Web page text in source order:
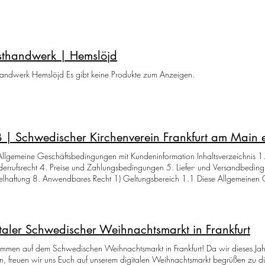
| Hemslöjd
Hemslöjd Es gibt keine Produkte zum Anzeigen.
| Schwedischer Kirchenverein Frankfurt am Main
Geschäftsbedingungen mit Kundeninformation Inhaltsverzeichnis
4. Preise und Zahlungsbedingungen 5. Liefer- und
8. Anwendbares Recht 1) Geltungsbereich 1.1 Diese Allgemeinen
widersprochen, es sei denn, es ist etwas anderes vereinbart. 1.2
Person, die ein Rechtsgeschäft zu Zwecken abschließt, die überwiegend
beruflichen Tätigkeit zugerechnet werden können. Unternehmer im
Person oder eine rechtsfähige Personengesellschaft, die bei
Schwedischer Weihnachtsmarkt in Frankfurt
auf dem Schwedischen Weihnachtsmarkt in Frankfurt! Da wir dieses
freuen wir uns Euch auf unserem digitalen Weihnachtsmarkt begrüßen zu